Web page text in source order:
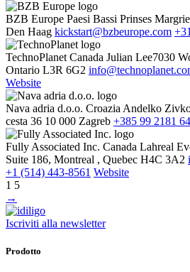
BZB Europe Paesi Bassi Prinses
Den Haag kickstart@bzbeurope.com
TechnoPlanet Canada Julian Lee7030
Ontario L3R 6G2
Website
Nava adria d.o.o. Croazia Andelko
cesta 36 10 000 Zagreb +385 99 2181
Fully Associated Inc. Canada Lahreal
Suite 186, Montreal , Quebec H4C 3A2
+1 (514) 443-8561 Website
1 5
→
Iscriviti alla newsletter
Prodotto